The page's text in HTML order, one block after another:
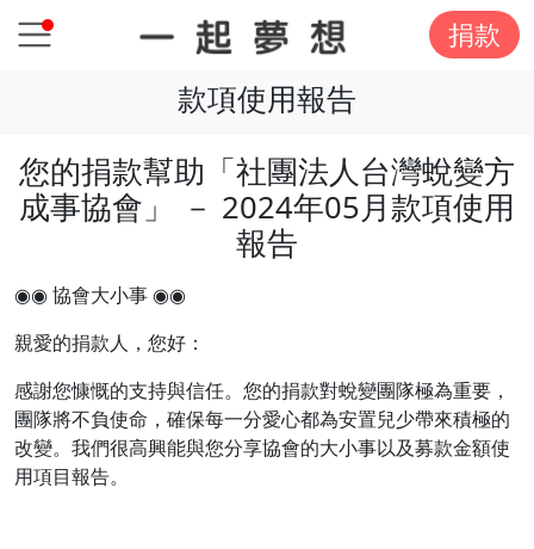
捐款
款項使用報告
您的捐款幫助「社團法人台灣蛻變方
成事協會」 － 2024年05月款項使用
報告
◉◉ 協會大小事 ◉◉
親愛的捐款人，您好：
感謝您慷慨的支持與信任。您的捐款對蛻變團隊極為重要，
團隊將不負使命，確保每一分愛心都為安置兒少帶來積極的
改變。我們很高興能與您分享協會的大小事以及募款金額使
用項目報告。